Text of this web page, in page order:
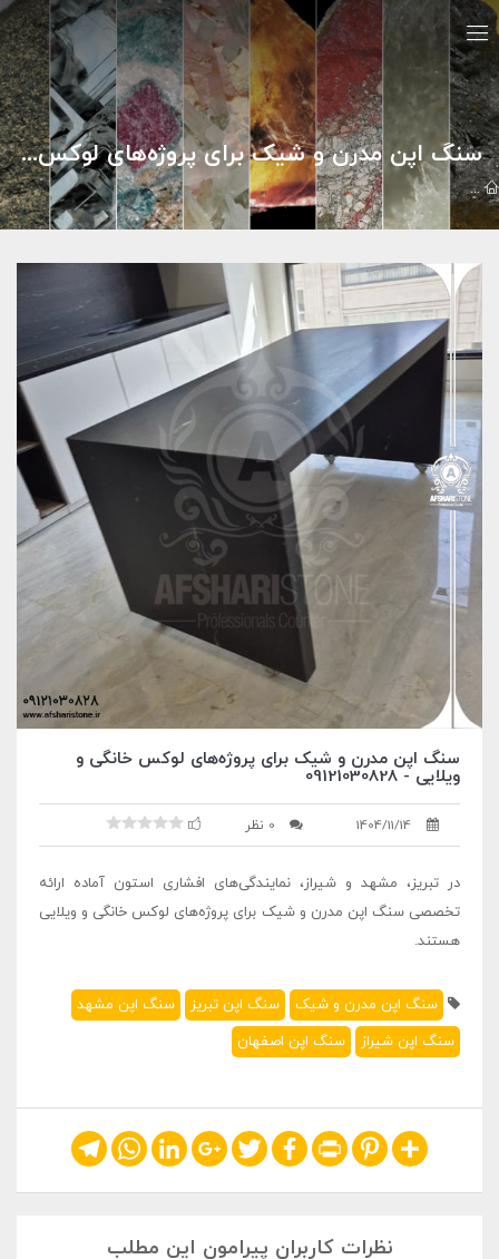
سنگ اپن مدرن و شیک برای پروژه‌های لوکس خانگی و ویلایی - 09121030828
گالري تصاوير سنگ اپن مدرن و شیک برای پروژه‌های لوکس خانگی و ویلایی -
سنگ اپن مدرن و شیک برای پروژه‌های لوکس خانگی و
ویلایی - 09121030828
1404/11/14 0 نظر
در تبریز، مشهد و شیراز، نمایندگی‌های افشاری استون آماده ارائه
تخصصی سنگ اپن مدرن و شیک برای پروژه‌های لوکس خانگی و ویلایی
هستند.
سنگ اپن مدرن و شیک سنگ اپن تبریز
سنگ اپن مشهد
سنگ اپن شیراز
سنگ اپن اصفهان
Share
Pinterest
Print
Facebook
Twitter
Google+
LinkedIn
WhatsApp
Telegram
نظرات کاربران پیرامون این مطلب